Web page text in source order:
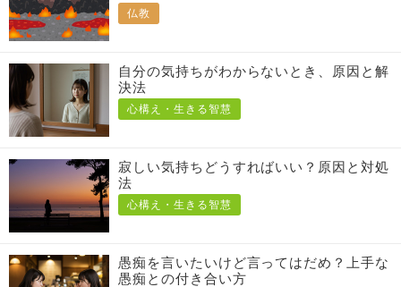
仏教
自分の気持ちがわからないとき、原因と解
決法
心構え・生きる智慧
寂しい気持ちどうすればいい？原因と対処
法
心構え・生きる智慧
愚痴を言いたいけど言ってはだめ？上手な
愚痴との付き合い方